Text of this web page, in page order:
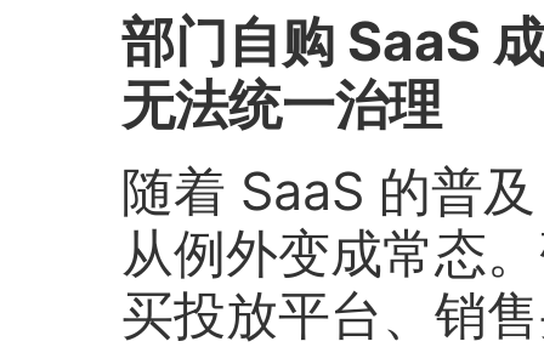
部门自购 SaaS
无法统一治理
随着 SaaS 的普
从例外变成常态
买投放平台、销